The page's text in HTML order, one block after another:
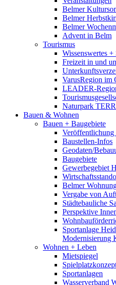
Belmer
Belmer
Belmer
Advent in Belm
Tourismus
Wissenswertes
Freizeit in und
VarusRegion im
LEADER-
Naturpark
Bauen & Wohnen
Bauen + Baugebiete
Veröffentlichung
Baustellen-Infos
Geodaten/
Baugebiete
Gewerbegebiet
Belmer
Vergabe von
Städtebauliche
Perspektive
Sportanlage
Modernisierung
Wohnen + Leben
Mietspiegel
Sportanlagen
Wasserverband